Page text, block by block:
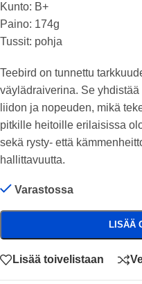
Kunto: B+
Paino: 174g
Tussit: pohja
Teebird on tunnettu
väylädraiverina. Se
liidon ja nopeuden, mikä
pitkille heitoille erilaisissa
sekä rysty- että
hallittavuutta.
Varastossa
LISÄÄ
Lisää toivelistaan